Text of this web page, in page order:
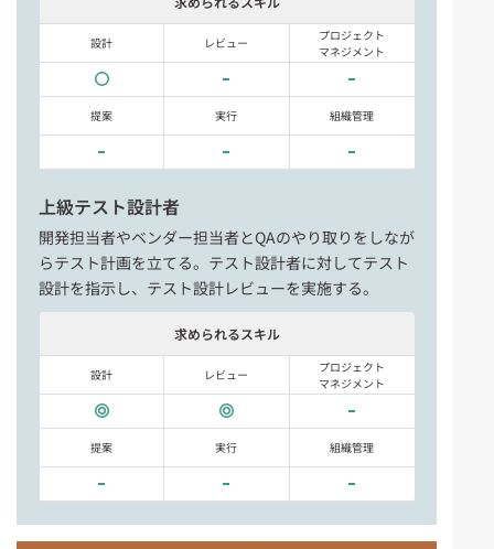
設計 レビュー
プロジェクト
マネジメント
提案 実行 組織管理
上級テスト設計者
開発担当者やベンダー担当者とQAのやり取りをしなが
らテスト計画を立てる。テスト設計者に対してテスト
設計を指示し、テスト設計レビューを実施する。
求められるスキル
設計 レビュー
プロジェクト
マネジメント
提案 実行 組織管理